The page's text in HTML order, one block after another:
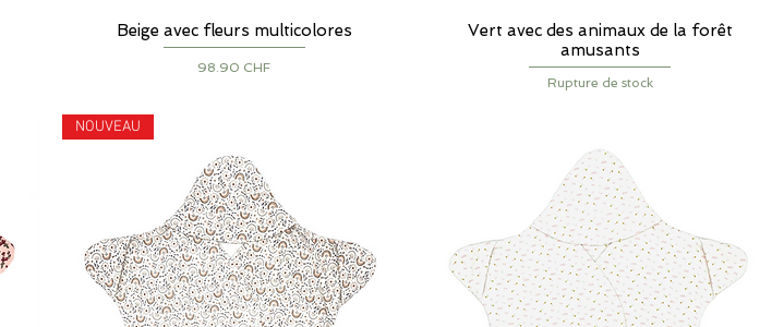
Aperçu rapide
Beige avec fleurs multicolores
Prix
98.90 CHF
Aperçu rapide
Vert avec des animaux de la forêt
amusants
Rupture de stock
NOUVEAU